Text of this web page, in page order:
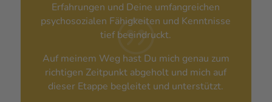
Erfahrungen und Deine umfangreichen
psychosozialen Fähigkeiten und Kenntnisse
tief beeindruckt.
Auf meinem Weg hast Du mich genau zum
richtigen Zeitpunkt abgeholt und mich auf
dieser Etappe begleitet und unterstützt.
|